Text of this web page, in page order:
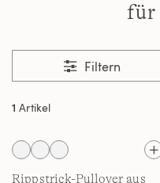
für
Filtern
1 Artikel
Rippstrick-Pullover aus